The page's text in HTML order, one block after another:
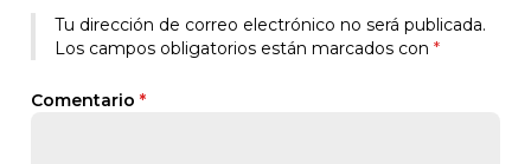
Tu dirección de correo electrónico no será publicada.
Los campos obligatorios están marcados con *
Comentario *